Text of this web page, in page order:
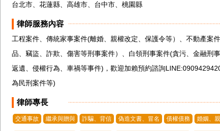
台北市、花蓮縣、高雄市、台中市、桃園縣
律師服務內容
工程案件、傳統家事案件(離婚、親權改定、保護令等）、不動產案
品、竊盜、詐欺、傷害等刑事案件）、白領刑事案件(貪污、金融刑
返遺、侵權行為、車禍等事件)，歡迎加賴預約諮詢
為民刑案件等)
律師專長
交通事故 繼承與贈與 詐騙、背信 偽造文書、冒名 債權債務 婚姻、